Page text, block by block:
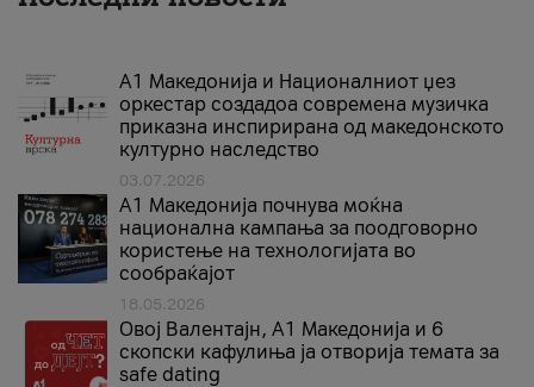
А1 Македонија и Националниот џез
оркестар создадоа современа музичка
приказна инспирирана од македонското
културно наследство
03.07.2026
A1 Македонија почнува моќна
национална кампања за поодговорно
користење на технологијата во
сообраќајот
18.05.2026
Овој Валентајн, A1 Македонија и 6
скопски кафулиња ја отворија темата за
safe dating